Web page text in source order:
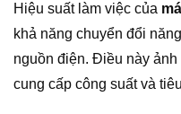
Hiệu suất làm việc của
khả năng chuyển đổi
nguồn điện. Điều này
cung cấp công suất và